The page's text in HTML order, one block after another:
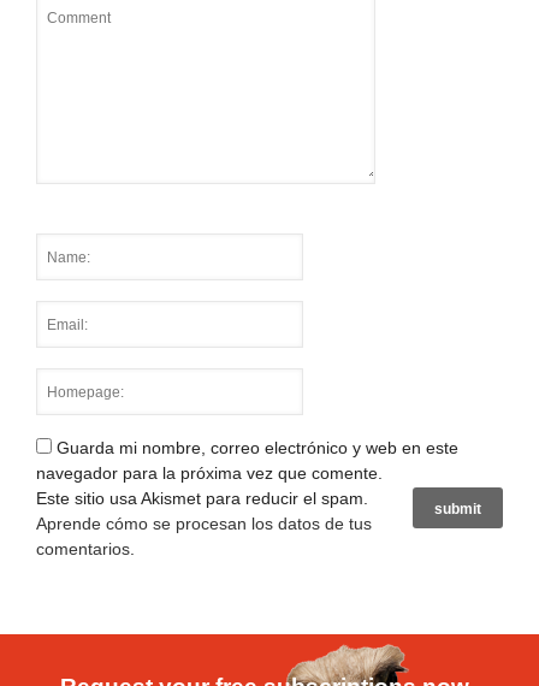
Guarda mi nombre, correo electrónico y web en este
navegador para la próxima vez que comente.
Este sitio usa Akismet para reducir el spam.
Aprende cómo se procesan los datos de tus
comentarios